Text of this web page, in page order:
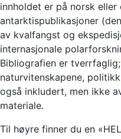
innholdet er på norsk eller
antarktispublikasjoner
av kvalfangst og
internasjonale
Bibliografien er
naturvitenskapene,
også inkludert, men ikke
materiale.
Til høyre finner du en